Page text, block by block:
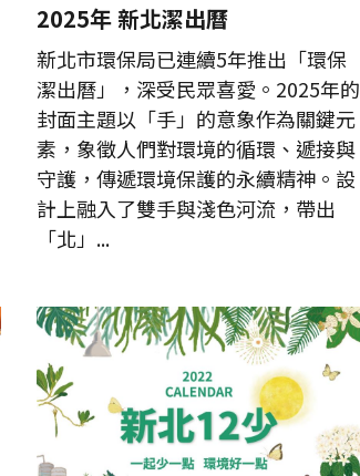
2025年 新北潔出曆
新北市環保局已連續5年推出「環保
潔出曆」，深受民眾喜愛。2025年的
封面主題以「手」的意象作為關鍵元
素，象徵人們對環境的循環、遞接與
守護，傳遞環境保護的永續精神。設
計上融入了雙手與淺色河流，帶出
「北」...